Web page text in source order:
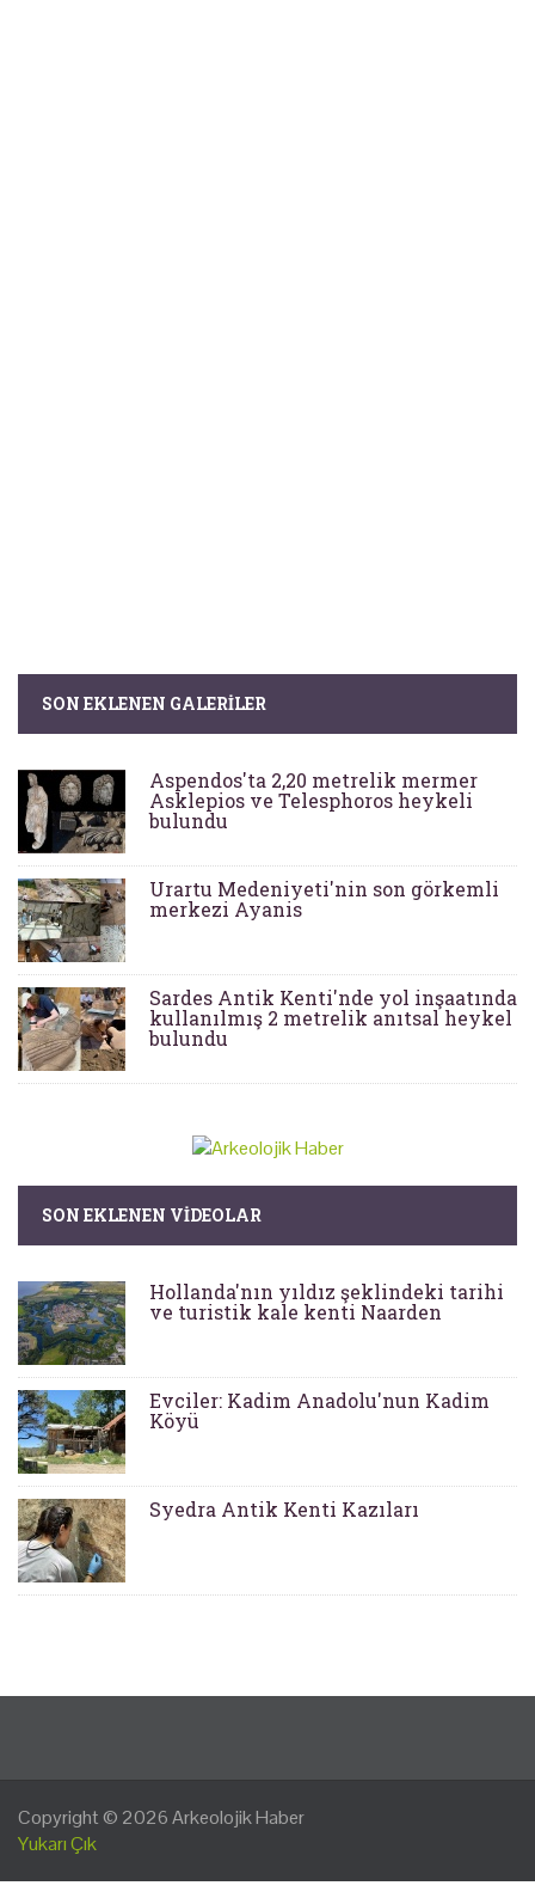
SON EKLENEN GALERILER
Aspendos'ta 2,20 metrelik mermer
Asklepios ve Telesphoros heykeli
bulundu
Urartu Medeniyeti'nin son görkemli
merkezi Ayanis
Sardes Antik Kenti'nde yol inşaatında
kullanılmış 2 metrelik anıtsal heykel
bulundu
SON EKLENEN VIDEOLAR
Hollanda'nın yıldız şeklindeki tarihi
ve turistik kale kenti Naarden
Evciler: Kadim Anadolu'nun Kadim
Köyü
Syedra Antik Kenti Kazıları
Copyright © 2026Arkeolojik Haber
Yukarı Çık